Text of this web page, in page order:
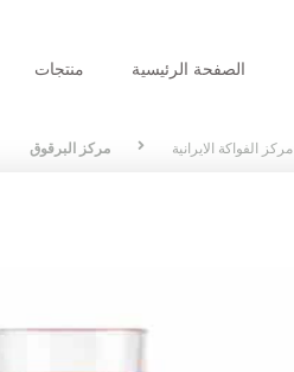
الصفحة الرئیسیة منتجات
مرکز الفواکة الایرانیة مرکز البرقوق